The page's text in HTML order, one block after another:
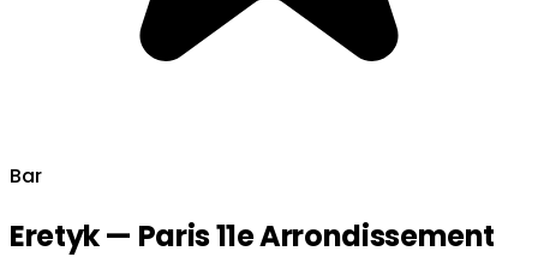
Bar
Eretyk — Paris 11e Arrondissement